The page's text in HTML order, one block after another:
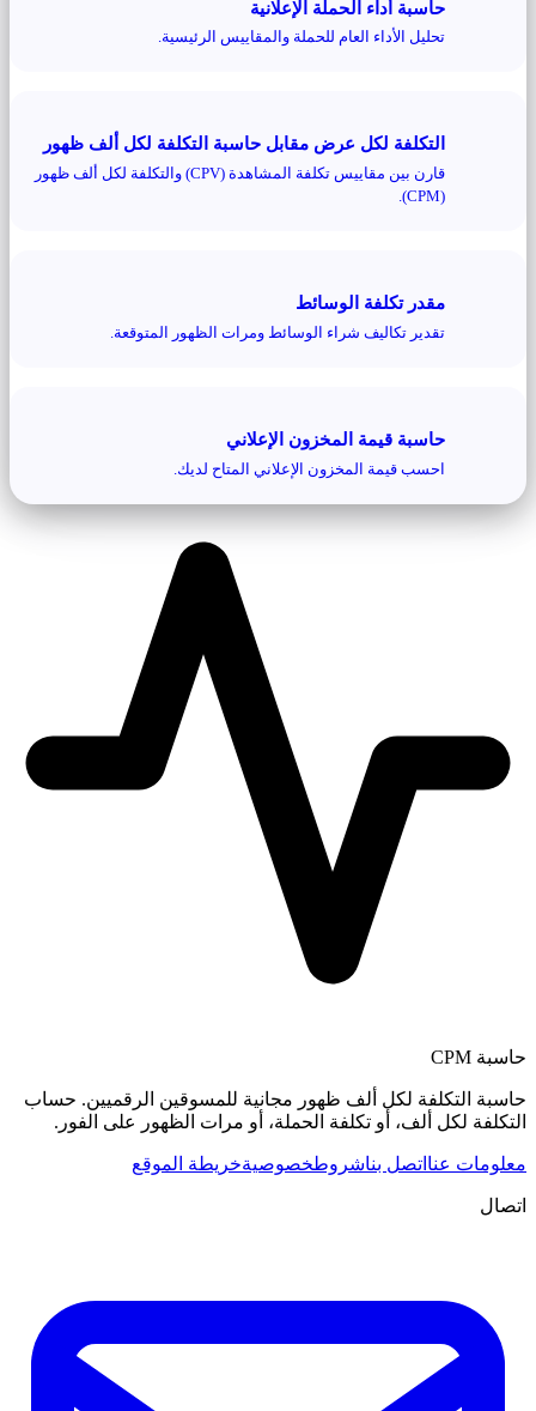
حاسبة أداء الحملة الإعلانية
تحليل الأداء العام للحملة والمقاييس الرئيسية.
التكلفة لكل عرض مقابل حاسبة التكلفة لكل ألف ظهور
قارن بين مقاييس تكلفة المشاهدة (CPV) والتكلفة لكل ألف ظهور
(CPM).
مقدر تكلفة الوسائط
تقدير تكاليف شراء الوسائط ومرات الظهور المتوقعة.
حاسبة قيمة المخزون الإعلاني
احسب قيمة المخزون الإعلاني المتاح لديك.
حاسبة CPM
حاسبة التكلفة لكل ألف ظهور مجانية للمسوقين الرقميين. حساب
التكلفة لكل ألف، أو تكلفة الحملة، أو مرات الظهور على الفور.
معلومات عنا اتصل بناشروطخصوصيةخريطة الموقع
اتصال